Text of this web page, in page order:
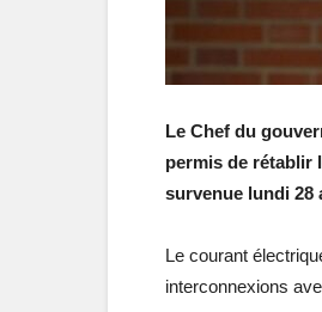
Le Chef du
permis de rétablir
survenue lundi 28
Le courant
interconnexions